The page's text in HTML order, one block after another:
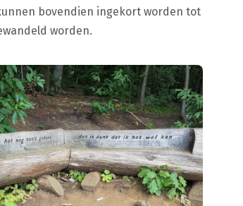
bovendien ingekort worden tot
worden.